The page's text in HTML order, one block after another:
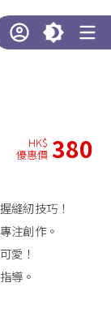
HK$
優惠價 380
縫紉技巧！
注創作。
愛！
導。